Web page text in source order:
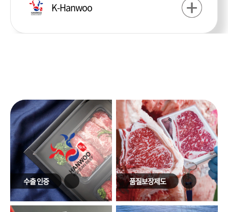
K-Hanwoo
수출 인증 품질보장제도